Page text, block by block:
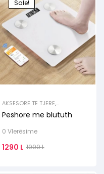
Sale!
AKSESORE TE TJERE,
ELEKTROSHTEPIAKE TE VOGLA
Peshore me blututh
0 Vlerësime
1990L
1290 L